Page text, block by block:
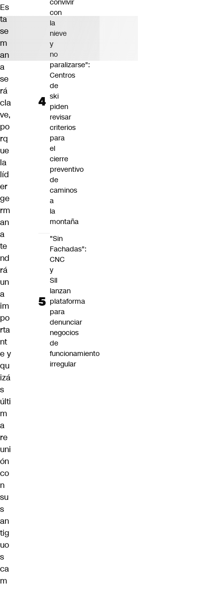
Es
ta
se
m
an
a
se
rá
cla
ve,
po
rq
ue
la
líd
er
ge
rm
an
a
te
nd
rá
un
a
im
po
rta
nt
e y
qu
izá
s
últi
m
a
re
uni
ón
co
n
su
s
an
tig
uo
s
ca
m
convivir
con
la
nieve
y
no
paralizarse":
Centros
de
ski
piden
revisar
criterios
para
el
cierre
preventivo
de
caminos
a
la
montaña
"Sin
Fachadas":
CNC
y
SII
lanzan
plataforma
para
denunciar
negocios
de
funcionamiento
irregular